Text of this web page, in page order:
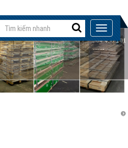
Toggle
Input